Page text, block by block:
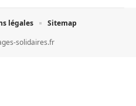
solidaires.fr
légales Sitemap